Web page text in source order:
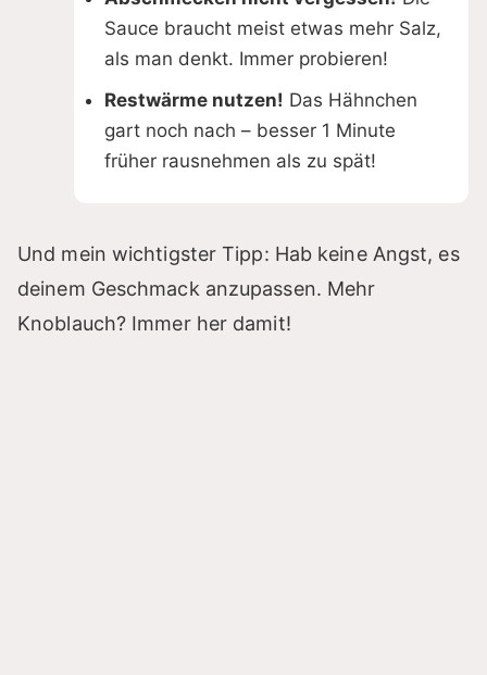
Sauce braucht meist etwas mehr Salz,
als man denkt. Immer probieren!
Restwärme nutzen! Das Hähnchen
gart noch nach – besser 1 Minute
früher rausnehmen als zu spät!
Und mein wichtigster Tipp: Hab keine Angst, es
deinem Geschmack anzupassen. Mehr
Knoblauch? Immer her damit!